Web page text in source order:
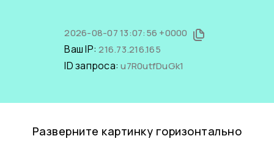
2026-08-07 13:07:56 +0000
Ваш IP:216.73.216.165
ID запроса:u7R0utfDuGk1
Разверните картинку горизонтально